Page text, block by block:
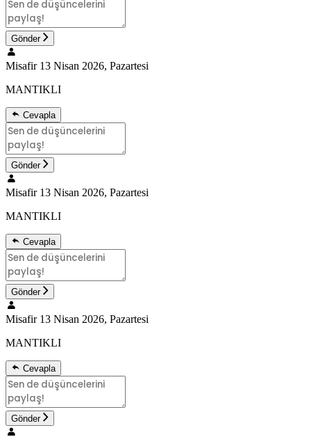
Gönder
Misafir 13 Nisan 2026, Pazartesi
MANTIKLI
Cevapla
Gönder
Misafir 13 Nisan 2026, Pazartesi
MANTIKLI
Cevapla
Gönder
Misafir 13 Nisan 2026, Pazartesi
MANTIKLI
Cevapla
Gönder